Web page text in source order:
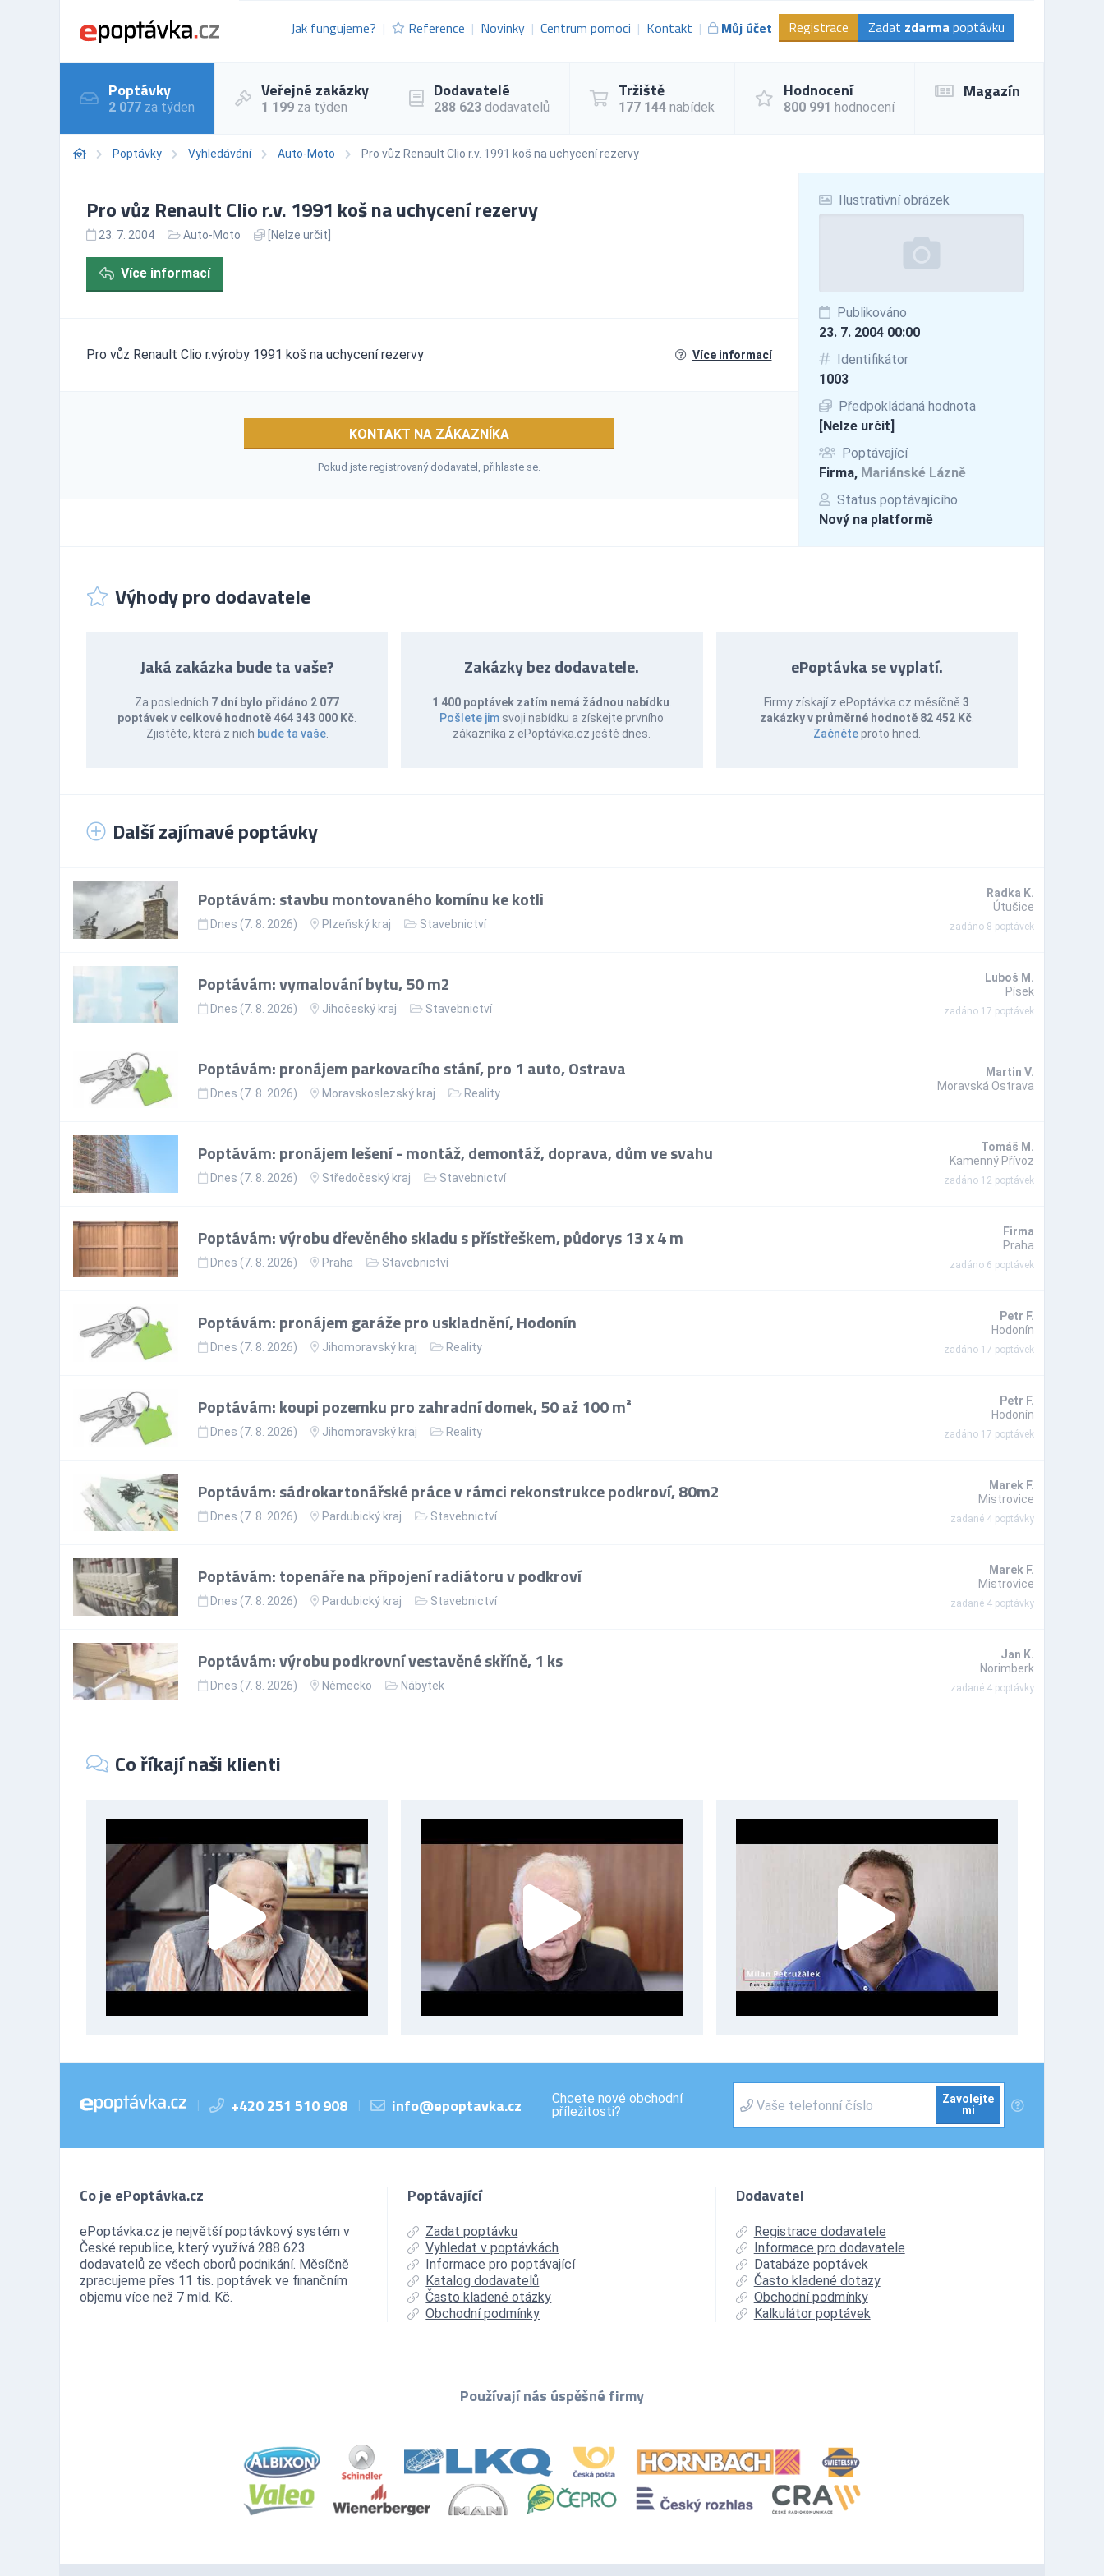
Jak fungujeme? Reference Novinky Centrum pomoci Kontakt Můj účet Registrace Zadat zdarma poptávku
Poptávky
2 077 za týden
Veřejné zakázky
1 199 za týden
Dodavatelé
288 623 dodavatelů
Tržiště
177 144 nabídek
Hodnocení
800 991 hodnocení
Magazín
Poptávky Vyhledávání Auto-Moto Pro vůz Renault Clio r.v. 1991 koš na uchycení rezervy
Ilustrativní obrázek
Publikováno
23. 7. 2004 00:00
Identifikátor
1003
Předpokládaná hodnota
[Nelze určit]
Poptávající
Firma, Mariánské Lázně
Status poptávajícího
Nový na platformě
Pro vůz Renault Clio r.v. 1991 koš na uchycení rezervy
23. 7. 2004 Auto-Moto [Nelze určit]
Více informací
Pro vůz Renault Clio r.výroby 1991 koš na uchycení rezervy Více informací
KONTAKT NA ZÁKAZNÍKA
Pokud jste registrovaný dodavatel, přihlaste se.
Výhody pro dodavatele
Jaká zakázka bude ta vaše?
Za posledních 7 dní bylo přidáno 2 077
poptávek v celkové hodnotě 464 343 000 Kč
Zjistěte, která z nich bude ta vaše.
Zakázky bez dodavatele.
1 400 poptávek zatím nemá žádnou nabídku
Pošlete jim svoji nabídku a získejte prvního
zákazníka z ePoptávka.cz ještě dnes.
ePoptávka se vyplatí.
Firmy získají z ePoptávka.cz měsíčně3
zakázky v průměrné hodnotě 82 452 Kč.
Začněteproto hned.
Další zajímavé poptávky
Poptávám: stavbu montovaného komínu ke kotli
Dnes (7. 8. 2026) Plzeňský kraj Stavebnictví
Radka K.
Útušice
zadáno 8 poptávek
Poptávám: vymalování bytu, 50 m2
Dnes (7. 8. 2026) Jihočeský kraj Stavebnictví
Luboš M.
Písek
zadáno 17 poptávek
Poptávám: pronájem parkovacího stání, pro 1 auto, Ostrava
Dnes (7. 8. 2026) Moravskoslezský kraj Reality
Martin V.
Moravská Ostrava
Poptávám: pronájem lešení - montáž, demontáž, doprava, dům ve svahu
Dnes (7. 8. 2026) Středočeský kraj Stavebnictví
Tomáš M.
Kamenný Přívoz
zadáno 12 poptávek
Poptávám: výrobu dřevěného skladu s přístřeškem, půdorys 13 x 4 m
Dnes (7. 8. 2026) Praha Stavebnictví
Firma
Praha
zadáno 6 poptávek
Poptávám: pronájem garáže pro uskladnění, Hodonín
Dnes (7. 8. 2026) Jihomoravský kraj Reality
Petr F.
Hodonín
zadáno 17 poptávek
Poptávám: koupi pozemku pro zahradní domek, 50 až 100 m²
Dnes (7. 8. 2026) Jihomoravský kraj Reality
Petr F.
Hodonín
zadáno 17 poptávek
Poptávám: sádrokartonářské práce v rámci rekonstrukce podkroví, 80m2
Dnes (7. 8. 2026) Pardubický kraj Stavebnictví
Marek F.
Mistrovice
zadané 4 poptávky
Poptávám: topenáře na připojení radiátoru v podkroví
Dnes (7. 8. 2026) Pardubický kraj Stavebnictví
Marek F.
Mistrovice
zadané 4 poptávky
Poptávám: výrobu podkrovní vestavěné skříně, 1 ks
Dnes (7. 8. 2026) Německo Nábytek
Jan K.
Norimberk
zadané 4 poptávky
Co říkají naši klienti
| +420 251 510 908 | info@epoptavka.cz
Chcete nové obchodní
příležitosti?
Zavolejte
mi
Co je ePoptávka.cz
ePoptávka.cz je největší poptávkový systém v
České republice, který využívá 288 623
dodavatelů ze všech oborů podnikání. Měsíčně
zpracujeme přes 11 tis. poptávek ve finančním
objemu více než 7 mld. Kč.
Poptávající
Zadat poptávku
Vyhledat v poptávkách
Informace pro poptávající
Katalog dodavatelů
Často kladené otázky
Obchodní podmínky
Dodavatel
Registrace dodavatele
Informace pro dodavatele
Databáze poptávek
Často kladené dotazy
Obchodní podmínky
Kalkulátor poptávek
Používají nás úspěšné firmy